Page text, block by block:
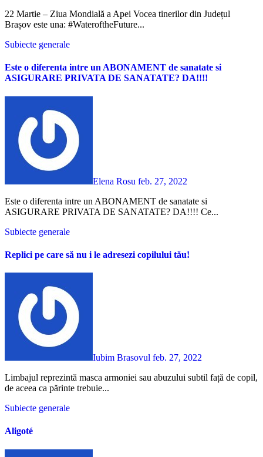
22 Martie – Ziua Mondială a Apei Vocea tinerilor din Județul
Brașov este una: #WateroftheFuture...
Subiecte generale
Este o diferenta intre un ABONAMENT de sanatate si
ASIGURARE PRIVATA DE SANATATE? DA!!!!
Elena Rosu feb. 27, 2022
Este o diferenta intre un ABONAMENT de sanatate si
ASIGURARE PRIVATA DE SANATATE? DA!!!! Ce...
Subiecte generale
Replici pe care să nu i le adresezi copilului tău!
Iubim Brasovul feb. 27, 2022
Limbajul reprezintă masca armoniei sau abuzului subtil față de copil,
de aceea ca părinte trebuie...
Subiecte generale
Aligoté